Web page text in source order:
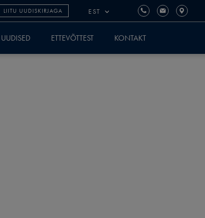
LIITU UUDISKIRJAGA EST
UUDISED ETTEVÕTTEST KONTAKT